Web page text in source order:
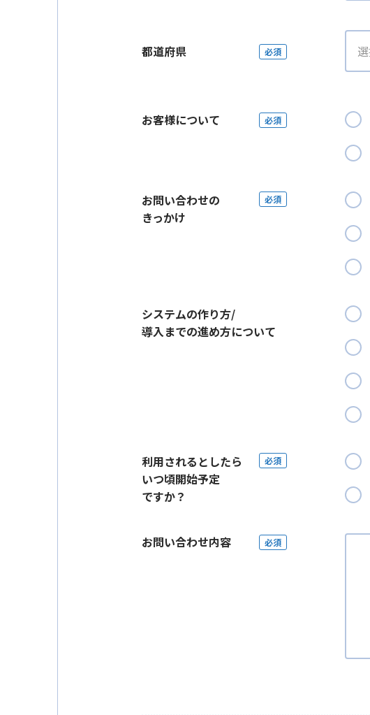
都道府県 必須
お客様について 必須
お問い合わせの
きっかけ
必須
システムの作り方/
導入までの進め方について
利用されるとしたら
いつ頃開始予定
ですか？
必須
お問い合わせ内容 必須